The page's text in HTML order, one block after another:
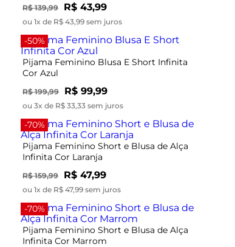
R$ 139,99 R$ 43,99
ou 1x de R$ 43,99 sem juros
-50%
Pijama Feminino Blusa E Short Infinita
Cor Azul
R$ 199,99 R$ 99,99
ou 3x de R$ 33,33 sem juros
-70%
Pijama Feminino Short e Blusa de Alça
Infinita Cor Laranja
R$ 159,99 R$ 47,99
ou 1x de R$ 47,99 sem juros
-70%
Pijama Feminino Short e Blusa de Alça
Infinita Cor Marrom